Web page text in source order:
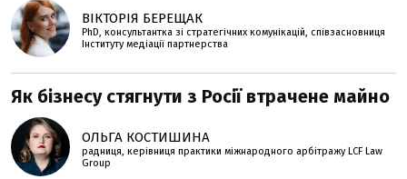
ВІКТОРІЯ БЕРЕЩАК
PhD, консультантка зі стратегічних комунікацій, співзасновниця
Інституту медіації партнерства
Як бізнесу стягнути з Росії втрачене майно
ОЛЬГА КОСТИШИНА
радниця, керівниця практики міжнародного арбітражу LCF Law
Group